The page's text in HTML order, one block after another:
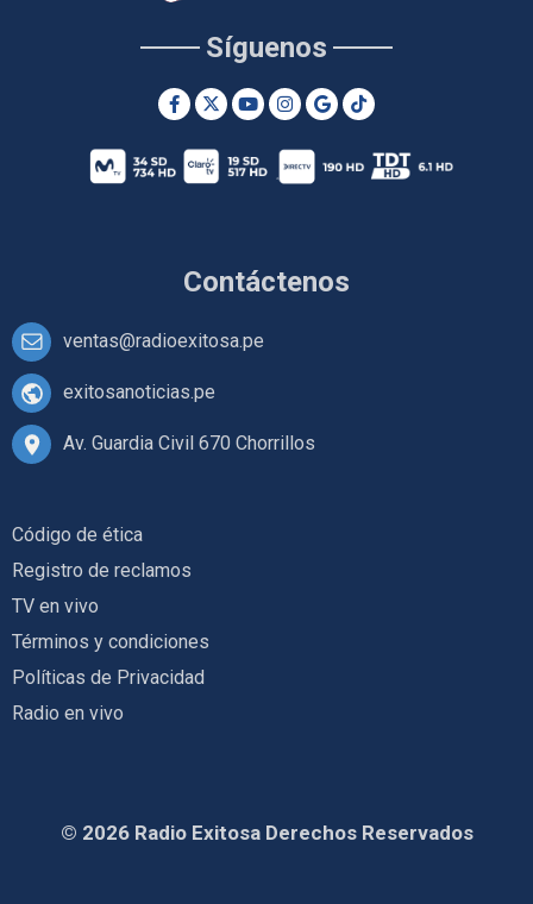
Contáctenos
ventas@radioexitosa.pe
exitosanoticias.pe
Av. Guardia Civil 670 Chorrillos
Síguenos
Código de ética
Registro de reclamos
TV en vivo
Términos y condiciones
Políticas de Privacidad
Radio en vivo
© 2026 Radio Exitosa Derechos Reservados